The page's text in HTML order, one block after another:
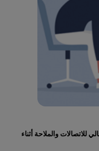
للاتصالات والملاحة أثناء